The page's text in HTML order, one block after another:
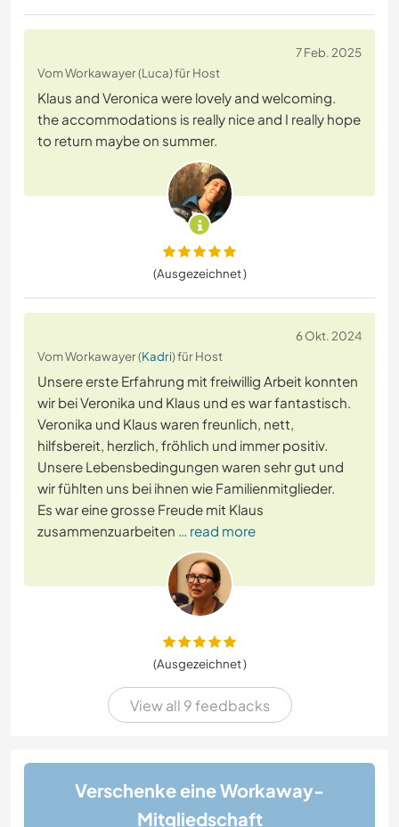
7 Feb. 2025
Vom Workawayer (Luca) für Host
Klaus and Veronica were lovely and welcoming.
the accommodations is really nice and I really hope
to return maybe on summer.
(Ausgezeichnet )
6 Okt. 2024
Vom Workawayer (Kadri) für Host
Unsere erste Erfahrung mit freiwillig Arbeit konnten
wir bei Veronika und Klaus und es war fantastisch.
Veronika und Klaus waren freunlich, nett,
hilfsbereit, herzlich, fröhlich und immer positiv.
Unsere Lebensbedingungen waren sehr gut und
wir fühlten uns bei ihnen wie Familienmitglieder.
Es war eine grosse Freude mit Klaus
zusammenzuarbeiten … read more
(Ausgezeichnet )
View all 9 feedbacks
Verschenke eine Workaway-
Mitgliedschaft